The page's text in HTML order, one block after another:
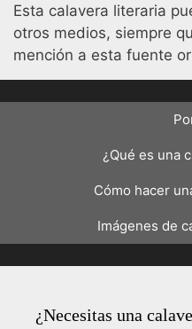
Esta calavera literaria
otros medios, siempre
mención a esta fuente
¿Qué es una
Cómo hacer
Imágenes de
¿Necesitas una